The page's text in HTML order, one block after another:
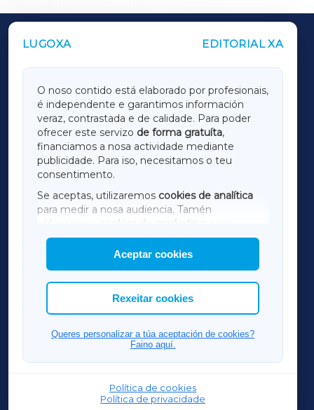
LUGOXA EDITORIAL XA
O noso contido está elaborado por profesionais,
é independente e garantimos información
veraz, contrastada e de calidade. Para poder
ofrecer este servizo de forma gratuíta,
financiamos a nosa actividade mediante
publicidade. Para iso, necesitamos o teu
consentimento.
Se aceptas, utilizaremos cookies de analítica
para medir a nosa audiencia. Tamén
utilizaremos
cookies de marketing
mostrar publicidade de terceiros.
Así mesmo, podes personalizar a elección das
cookies que desexas permitir.
Aceptar cookies
Rexeitar cookies
Queres personalizar a túa aceptación de cookies?
Faino aquí.
Política de cookies
Política de privacidade
OUTROS PERIÓDICOS
LUGOXA
TERRACHAXA
AMARIÑAXA
RIBEIRASACRAXA
ACORUÑAXA
FERROLXA
OURENSEXA